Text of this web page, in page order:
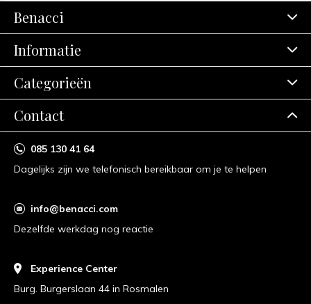
Benacci
Informatie
Categorieën
Contact
085 130 41 64
Dagelijks zijn we telefonisch bereikbaar om je te helpen
info@benacci.com
Dezelfde werkdag nog reactie
Experience Center
Burg. Burgerslaan 44 in Rosmalen